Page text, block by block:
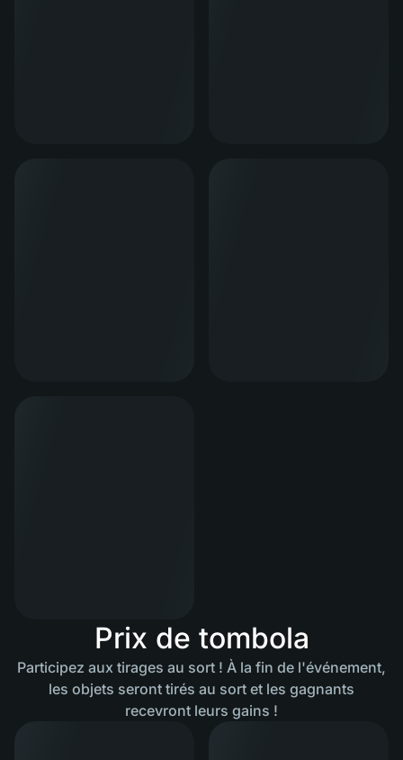
Prix ​​de tombola
Participez aux tirages au sort ! À la fin de l'événement,
les objets seront tirés au sort et les gagnants
recevront leurs gains !